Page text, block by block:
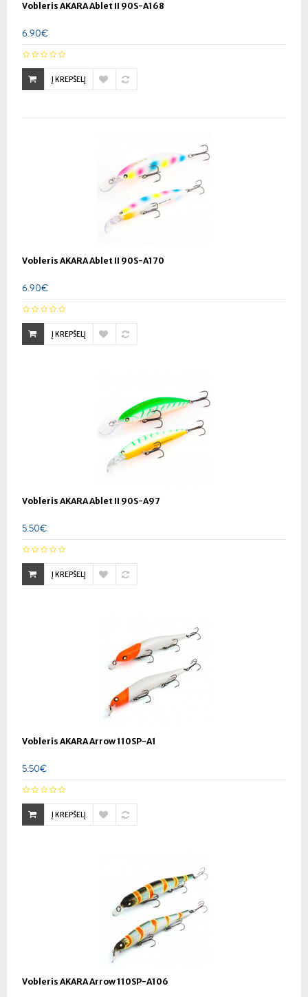
Vobleris AKARA Ablet II 90S-A168
6.90€
Į KREPŠELĮ
Vobleris AKARA Ablet II 90S-A170
6.90€
Į KREPŠELĮ
Vobleris AKARA Ablet II 90S-A97
5.50€
Į KREPŠELĮ
Vobleris AKARA Arrow 110SP-A1
5.50€
Į KREPŠELĮ
Vobleris AKARA Arrow 110SP-A106